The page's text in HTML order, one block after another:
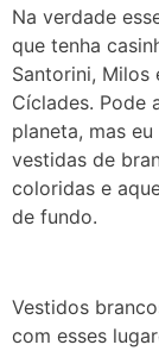
Na verdade
que tenha
Santorini, Milos
Cíclades. Pode
planeta, mas
vestidas de
coloridas e
de fundo.
Vestidos
com esses